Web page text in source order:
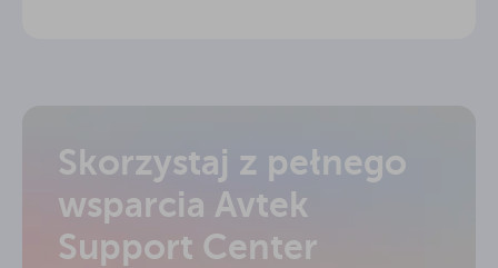
Skorzystaj z pełnego
wsparcia Avtek
Support Center